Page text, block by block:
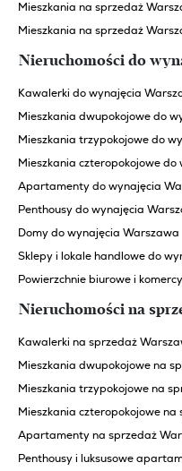
Mieszkania na sprzedaż
Mieszkania na sprzedaż
Nieruchomości do
Kawalerki do wynajęcia
Mieszkania dwupokojowe do
Mieszkania trzypokojowe do
Mieszkania czteropokojowe
Apartamenty do wynajęcia
Penthousy do wynajęcia
Domy do wynajęcia Warszawa
Sklepy i lokale handlowe do
Powierzchnie biurowe i
Nieruchomości na
Kawalerki na sprzedaż
Mieszkania dwupokojowe na
Mieszkania trzypokojowe na
Mieszkania czteropokojowe
Apartamenty na sprzedaż
Penthousy i luksusowe